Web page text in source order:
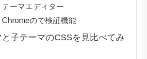
テーマエディター
Chromeので検証機能
子テーマのCSSを見比べてみ